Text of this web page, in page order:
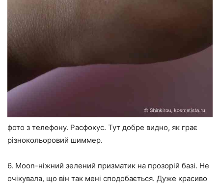
фото з телефону. Расфокус. Тут добре видно, як грає
різнокольоровий шиммер.
6. Moon-ніжний зелений призматик на прозорій базі. Не
очікувала, що він так мені сподобається. Дуже красиво